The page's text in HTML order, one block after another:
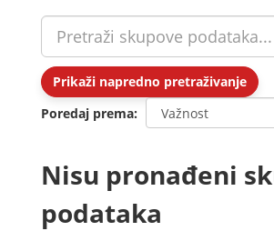
Prikaži napredno pretraživanje
Poredaj prema
Nisu pronađeni
podataka